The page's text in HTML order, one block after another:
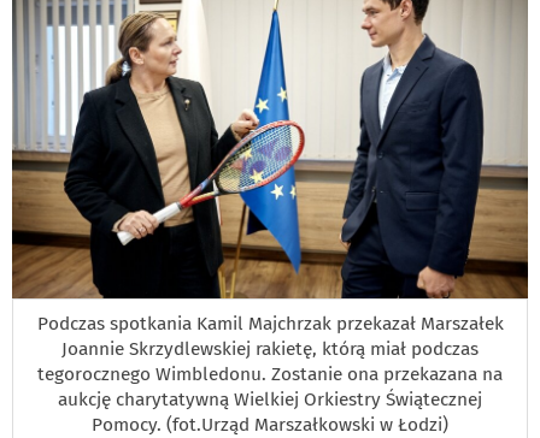
Podczas spotkania Kamil Majchrzak przekazał Marszałek
Joannie Skrzydlewskiej rakietę, którą miał podczas
tegorocznego Wimbledonu. Zostanie ona przekazana na
aukcję charytatywną Wielkiej Orkiestry Świątecznej
Pomocy. (fot.Urząd Marszałkowski w Łodzi)